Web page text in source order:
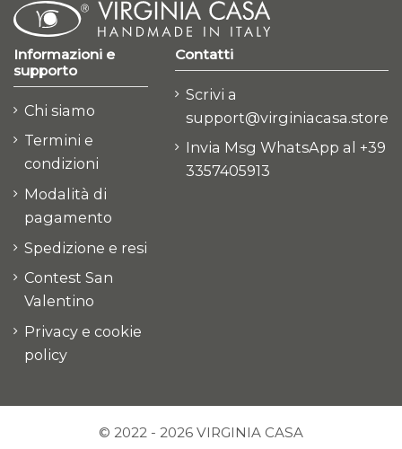
Informazioni e
supporto
Chi siamo
Termini e
condizioni
Modalità di
pagamento
Spedizione e resi
Contest San
Valentino
Privacy e cookie
policy
Contatti
Scrivi a
support@virginiacasa.store
Invia Msg WhatsApp al +39
3357405913
© 2022 - 2026 VIRGINIA CASA